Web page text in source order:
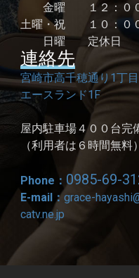
金曜 １２：００
土曜・祝 １０：００
日曜 定休日
連絡先
宮崎市高千穂通り1丁
エースランド1F
屋内駐車場４００台完
（利用者は６時間無料）
Phone： 0985-69-
E-mail：grace-
catv.ne.jp